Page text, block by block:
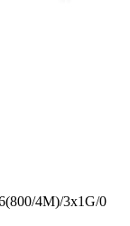
4M)/3x1G/0